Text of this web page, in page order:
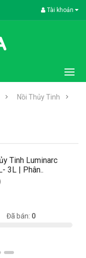
Tài khoản
Nồi Thủy Tinh
Tinh Luminarc
3L | Phân..
Đã bán: 0